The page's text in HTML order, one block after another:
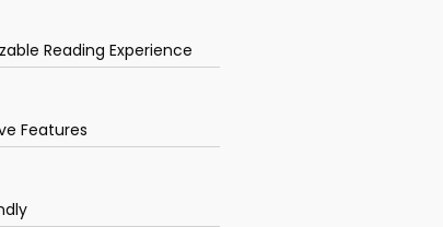
Reading Experience
Features